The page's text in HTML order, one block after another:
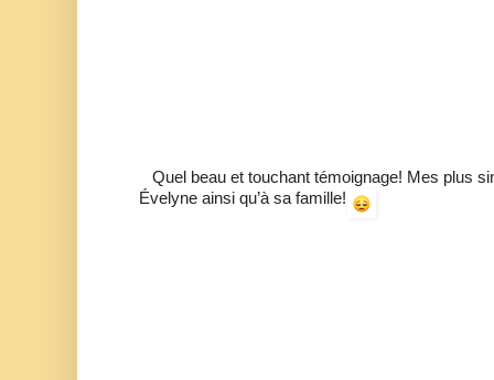
Quel beau et touchant témoignage! Mes plus
Évelyne ainsi qu’à sa famille!